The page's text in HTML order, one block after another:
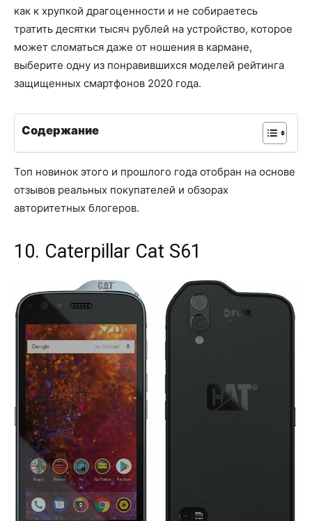
как к хрупкой драгоценности и не собираетесь
тратить десятки тысяч рублей на устройство, которое
может сломаться даже от ношения в кармане,
выберите одну из понравившихся моделей рейтинга
защищенных смартфонов 2020 года.
Содержание
Топ новинок этого и прошлого года отобран на основе
отзывов реальных покупателей и обзорах
авторитетных блогеров.
10. Caterpillar Cat S61